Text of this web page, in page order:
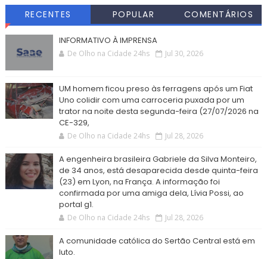
RECENTES POPULAR COMENTÁRIOS
INFORMATIVO À IMPRENSA
De Olho na Cidade 24hs Jul 30, 2026
UM homem ficou preso às ferragens após um Fiat
Uno colidir com uma carroceria puxada por um
trator na noite desta segunda-feira (27/07/2026 na
CE-329,
De Olho na Cidade 24hs Jul 28, 2026
A engenheira brasileira Gabriele da Silva Monteiro,
de 34 anos, está desaparecida desde quinta-feira
(23) em Lyon, na França. A informação foi
confirmada por uma amiga dela, Lívia Possi, ao
portal g1.
De Olho na Cidade 24hs Jul 28, 2026
A comunidade católica do Sertão Central está em
luto.